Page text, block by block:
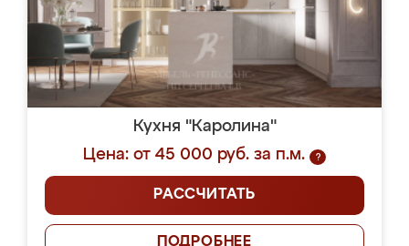
Кухня "Каролина"
Цена: от 45 000 руб. за п.м.
?
РАССЧИТАТЬ
ПОДРОБНЕЕ